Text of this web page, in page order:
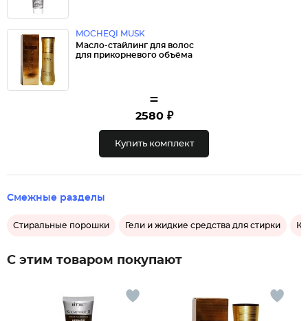
MOCHEQI MUSK
Масло-стайлинг для волос
для прикорневого объёма
=
2580 ₽
Купить комплект
Смежные разделы
Стиральные порошки Гели и жидкие средства для стирки
С этим товаром покупают